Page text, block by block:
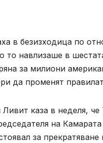
в безизходица по
то навлизаше в
за милиони
да променят
каза в неделя,
на
за прекратяване